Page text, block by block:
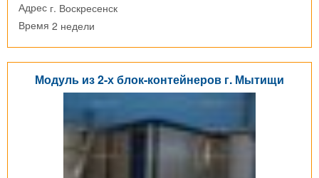
Адрес г. Воскресенск
Время 2 недели
Модуль из 2-х блок-контейнеров г. Мытищи